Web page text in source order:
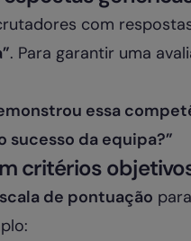
com
. Para garantir uma
essa
sucesso da equipa?”
critérios
de pontuação